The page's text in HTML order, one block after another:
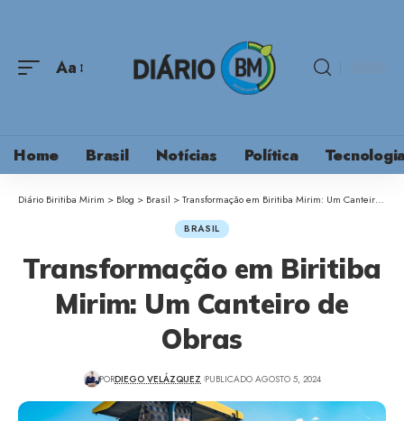
Aa
Home Brasil Notícias Política
Diário Biritiba Mirim > Blog > Brasil >Transformação em Biritiba Mirim: Um Canteiro de Obras
BRASIL
Transformação em Biritiba
Mirim: Um Canteiro de
Obras
PORDIEGO VELÁZQUEZ PUBLICADO AGOSTO 5, 2024